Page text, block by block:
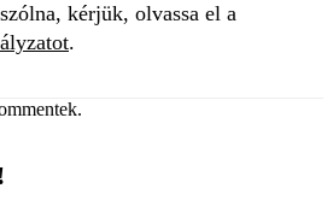
kérjük, olvassa el a
.